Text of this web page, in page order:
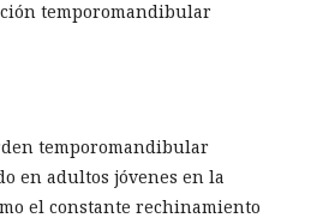
temporomandibular
temporomandibular
en adultos jóvenes en la
el constante rechinamiento